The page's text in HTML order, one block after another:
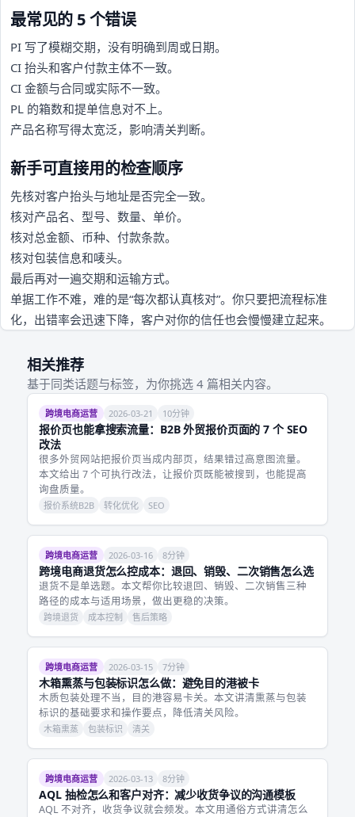
最常见的 5 个错误
PI 写了模糊交期，没有明确到周或日期。
CI 抬头和客户付款主体不一致。
CI 金额与合同或实际不一致。
PL 的箱数和提单信息对不上。
产品名称写得太宽泛，影响清关判断。
新手可直接用的检查顺序
先核对客户抬头与地址是否完全一致。
核对产品名、型号、数量、单价。
核对总金额、币种、付款条款。
核对包装信息和唛头。
最后再对一遍交期和运输方式。
单据工作不难，难的是“每次都认真核对”。你只要把流程标准
化，出错率会迅速下降，客户对你的信任也会慢慢建立起来。
相关推荐
基于同类话题与标签，为你挑选 4 篇相关内容。
跨境电商运营 2026-03-21 10分钟
报价页也能拿搜索流量：B2B 外贸报价页面的 7 个 SEO
改法
很多外贸网站把报价页当成内部页，结果错过高意图流量。
本文给出 7 个可执行改法，让报价页既能被搜到，也能提高
询盘质量。
报价系统B2B 转化优化 SEO
跨境电商运营 2026-03-16 8分钟
跨境电商退货怎么控成本：退回、销毁、二次销售怎么选
退货不是单选题。本文帮你比较退回、销毁、二次销售三种
路径的成本与适用场景，做出更稳的决策。
跨境退货 成本控制 售后策略
跨境电商运营 2026-03-15 7分钟
木箱熏蒸与包装标识怎么做：避免目的港被卡
木质包装处理不当，目的港容易卡关。本文讲清熏蒸与包装
标识的基础要求和操作要点，降低清关风险。
木箱熏蒸 包装标识 清关
跨境电商运营 2026-03-13 8分钟
AQL 抽检怎么和客户对齐：减少收货争议的沟通模板
AQL 不对齐，收货争议就会频发。本文用通俗方式讲清怎么